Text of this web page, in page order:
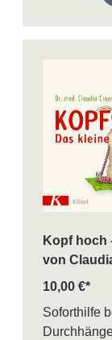
Kopf hoch
von
10,00 €*
Soforthilfe